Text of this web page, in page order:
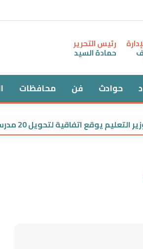
رئيس التحرير
حمادة السيد
حوادث فن محافظات
اتفاقية لتحويل 20 مدرسة للتعليم الفني إلى مدارس دولية بالمناهج والمعايير اليابانية